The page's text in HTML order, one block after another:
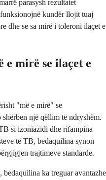
parasysh rezultatet
kundër llojit tuaj
dhe se sa mirë i toleroni ilaçet e
e mirë se ilaçet e
"më e mirë" se
një qëllim të ndryshëm.
si izoniazidi dhe rifampina
të TB, bedaquilina synon
trajtimeve standarde.
ka treguar avantazhe